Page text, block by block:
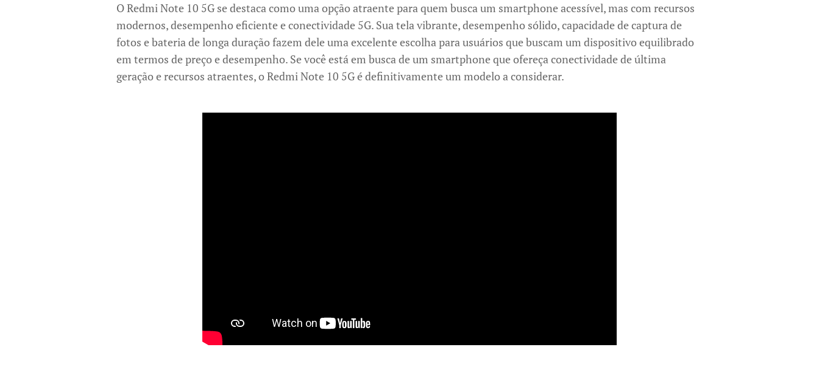
O Redmi Note 10 5G se destaca como uma opção atraente para quem busca um smartphone acessível, mas com recursos
modernos, desempenho eficiente e conectividade 5G. Sua tela vibrante, desempenho sólido, capacidade de captura de
fotos e bateria de longa duração fazem dele uma excelente escolha para usuários que buscam um dispositivo equilibrado
em termos de preço e desempenho. Se você está em busca de um smartphone que ofereça conectividade de última
geração e recursos atraentes, o Redmi Note 10 5G é definitivamente um modelo a considerar.